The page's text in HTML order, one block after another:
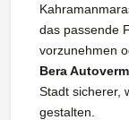
das passende
vorzunehmen
Bera
Stadt sicherer,
gestalten.